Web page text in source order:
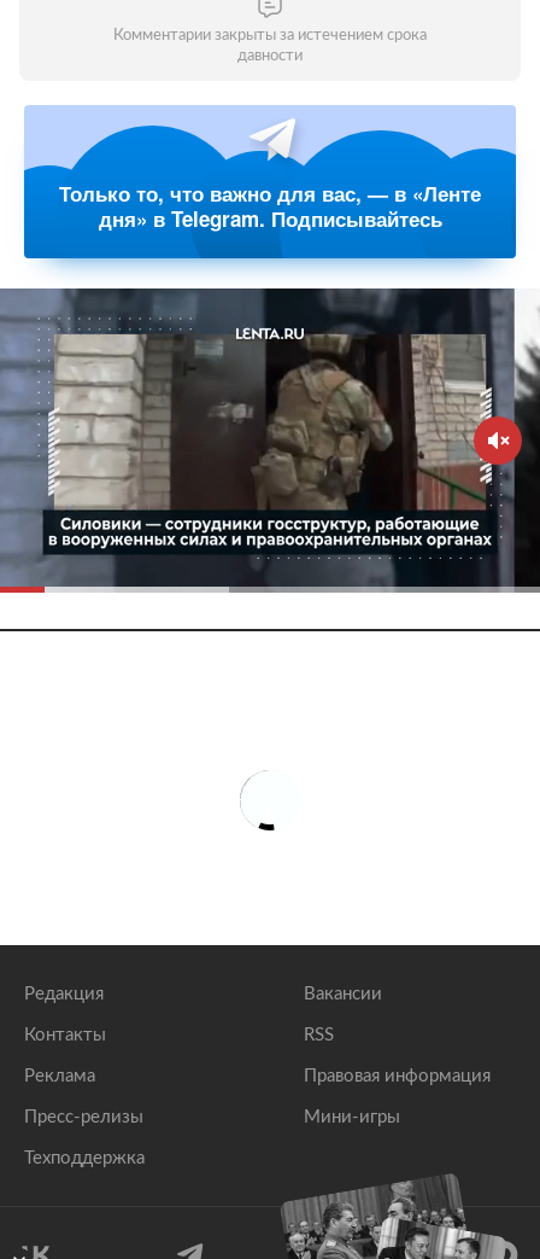
Комментарии закрыты за истечением срока
давности
Только то, что важно для вас, — в «Ленте
дня» в Telegram. Подписывайтесь
Редакция
Контакты
Реклама
Пресс-релизы
Техподдержка
Вакансии
RSS
Правовая информация
Мини-игры